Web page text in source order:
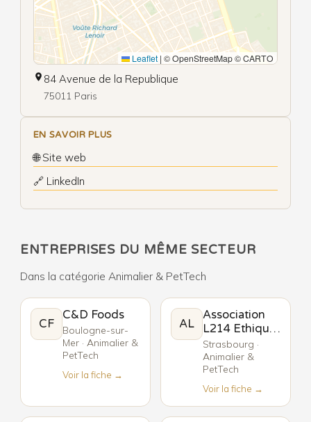
Leaflet | © OpenStreetMap © CARTO
84 Avenue de la Republique
75011 Paris
EN SAVOIR PLUS
🌐 Site web
🔗 LinkedIn
ENTREPRISES DU MÊME SECTEUR
Dans la catégorie Animalier & PetTech
CF
C&D Foods
Boulogne-sur-
Mer · Animalier &
PetTech
Voir la fiche →
AL
Association
L214 Ethique
& Animaux
Strasbourg ·
Animalier &
PetTech
Voir la fiche →